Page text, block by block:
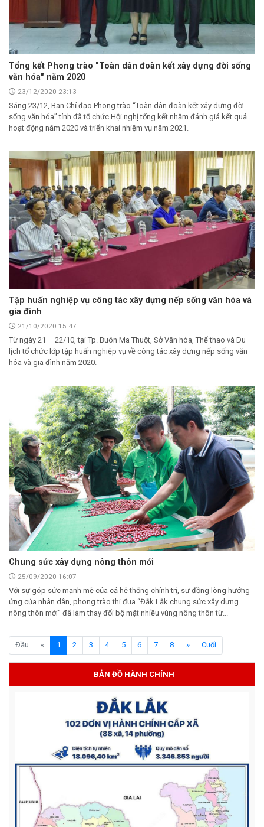
Tổng kết Phong trào "Toàn dân đoàn kết xây dựng đời sống
văn hóa" năm 2020
23/12/2020 23:13
Sáng 23/12, Ban Chỉ đạo Phong trào “Toàn dân đoàn kết xây dựng đời
sống văn hóa” tỉnh đã tổ chức Hội nghị tổng kết nhằm đánh giá kết quả
hoạt động năm 2020 và triển khai nhiệm vụ năm 2021.
Tập huấn nghiệp vụ công tác xây dựng nếp sống văn hóa và
gia đình
21/10/2020 15:47
Từ ngày 21 – 22/10, tại Tp. Buôn Ma Thuột, Sở Văn hóa, Thể thao và Du
lịch tổ chức lớp tập huấn nghiệp vụ về công tác xây dựng nếp sống văn
hóa và gia đình năm 2020.
Chung sức xây dựng nông thôn mới
25/09/2020 16:07
Với sự góp sức mạnh mẽ của cả hệ thống chính trị, sự đồng lòng hưởng
ứng của nhân dân, phong trào thi đua “Đắk Lắk chung sức xây dựng
nông thôn mới” đã làm thay đổi bộ mặt nhiều vùng nông thôn từ...
Đầu « 1 (current)
2 3 4 5 6 7 8 » Cuối
BẢN ĐỒ HÀNH CHÍNH